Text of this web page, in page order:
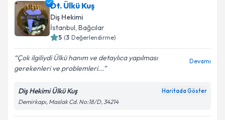
Dt. Ülkü Kuş
Diş Hekimi
İstanbul, Bağcılar
5 (3 Değerlendirme)
Çok ilgiliydi Ülkü hanım ve detaylıca yapılması
gerekenleri ve problemleri...
Devamı
Diş Hekimi Ülkü Kuş Haritada Göster
Demirkapı, Maslak Cd. No:18/D, 34214